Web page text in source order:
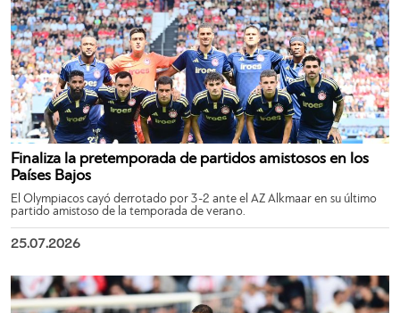
Finaliza la pretemporada de partidos amistosos en los
Países Bajos
El Olympiacos cayó derrotado por 3-2 ante el AZ Alkmaar en su último
partido amistoso de la temporada de verano.
25.07.2026